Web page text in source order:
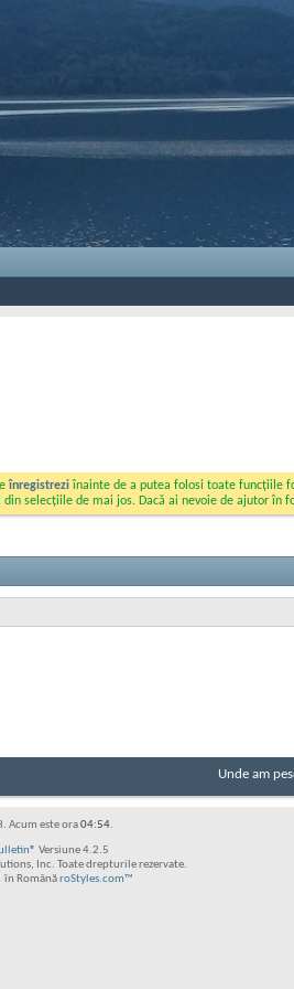
înregistreziînainte de a putea folosi toate funcțiile
selecțiile de mai jos. Dacă ai nevoie de ajutor în
Unde am
Acum este ora04:54.
Versiune 4.2.5
Inc. Toate drepturile rezervate.
în RomânăroStyles.com™